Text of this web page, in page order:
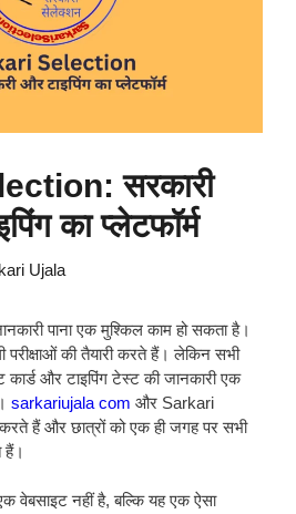
सरकारी
का प्लेटफॉर्म
Ujala
पाना एक मुश्किल काम हो सकता है।
परीक्षाओं की तैयारी करते हैं। लेकिन सभी
और टाइपिंग टेस्ट की जानकारी एक
sarkariujala com और Sarkari
हैं और छात्रों को एक ही जगह पर सभी
हैं।
नहीं है, बल्कि यह एक ऐसा